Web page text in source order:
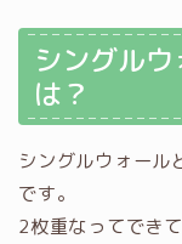
シングル
は？
シングルウォール
です。
2枚重なってでき